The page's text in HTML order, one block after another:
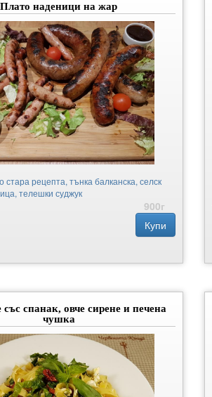
Плато наденици на жар
стара рецепта, тънка балканска, селск
телешки суджук
900г
Купи
със спанак, овче сирене и печена
чушка